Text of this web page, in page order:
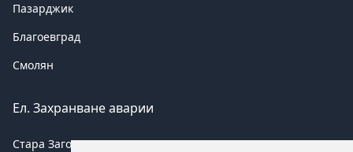
Пазарджик
Благоевград
Смолян
Ел. Захранване аварии
Стара Загора